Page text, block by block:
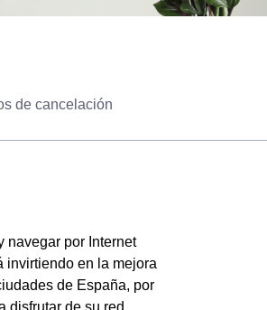
de cancelación
navegar por Internet
invirtiendo en la mejora
de España, por
disfrutar de su red